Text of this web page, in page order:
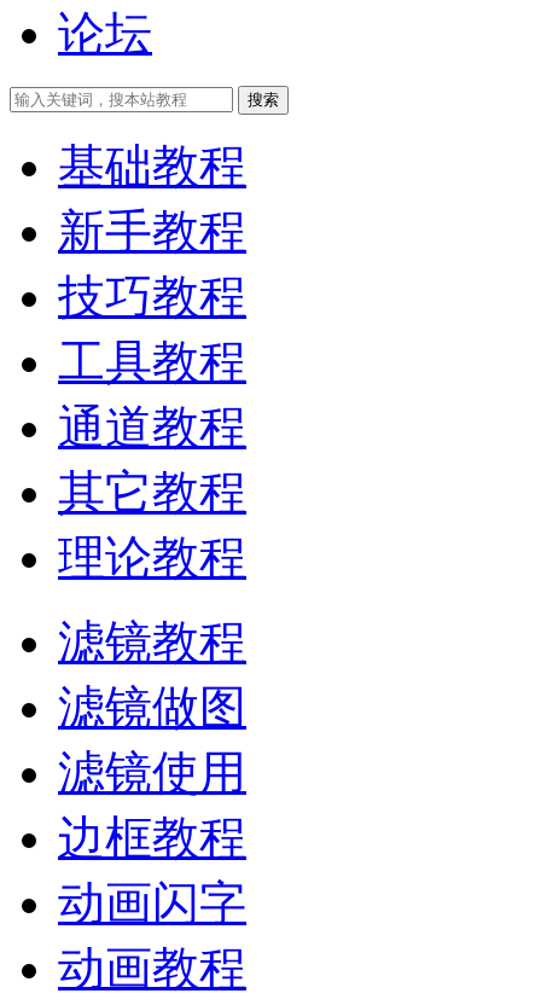
论坛
搜索
基础教程
新手教程
技巧教程
工具教程
通道教程
其它教程
理论教程
滤镜教程
滤镜做图
滤镜使用
边框教程
动画闪字
动画教程